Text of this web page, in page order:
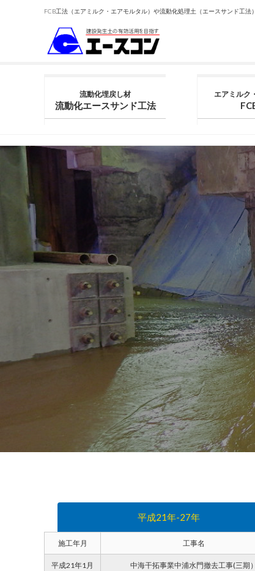
FCB工法（エアミルク・エアモルタル）や流動化処理土（エースサンド工
流動化埋戻し材
流動化エースサンド工法
エアミルク
平成21年-27年
施工年月 工事名
平成21年1月 中海干拓事業中浦水門撤去工事(三期）